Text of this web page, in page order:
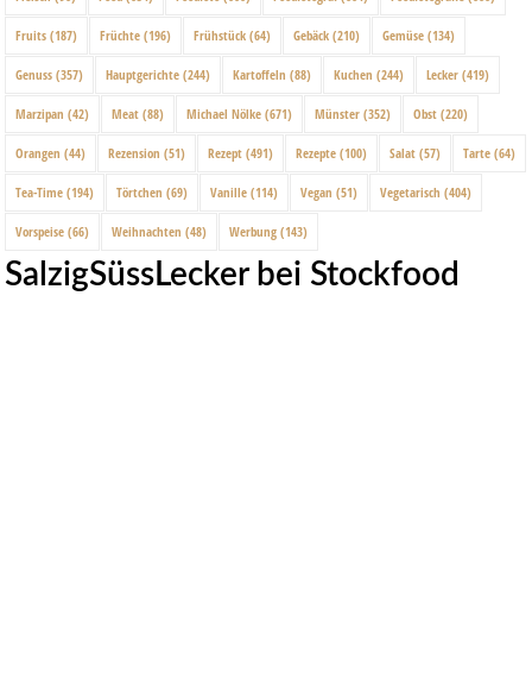
Fruits (187) Früchte (196) Frühstück (64) Gebäck (210) Gemüse (134)
Genuss (357) Hauptgerichte (244) Kartoffeln (88) Kuchen (244) Lecker (419)
Marzipan (42) Meat (88) Michael Nölke (671) Münster (352) Obst (220)
Orangen (44) Rezension (51) Rezept (491) Rezepte (100) Salat (57) Tarte (64)
Tea-Time (194) Törtchen (69) Vanille (114) Vegan (51) Vegetarisch (404)
Vorspeise (66) Weihnachten (48) Werbung (143)
SalzigSüssLecker bei Stockfood